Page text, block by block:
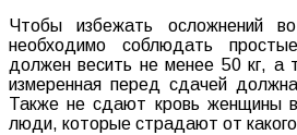
Чтобы избежать осложнений
необходимо соблюдать
должен весить не менее 50 кг, а
измеренная перед сдачей
Также не сдают кровь женщины
люди, которые страдают от